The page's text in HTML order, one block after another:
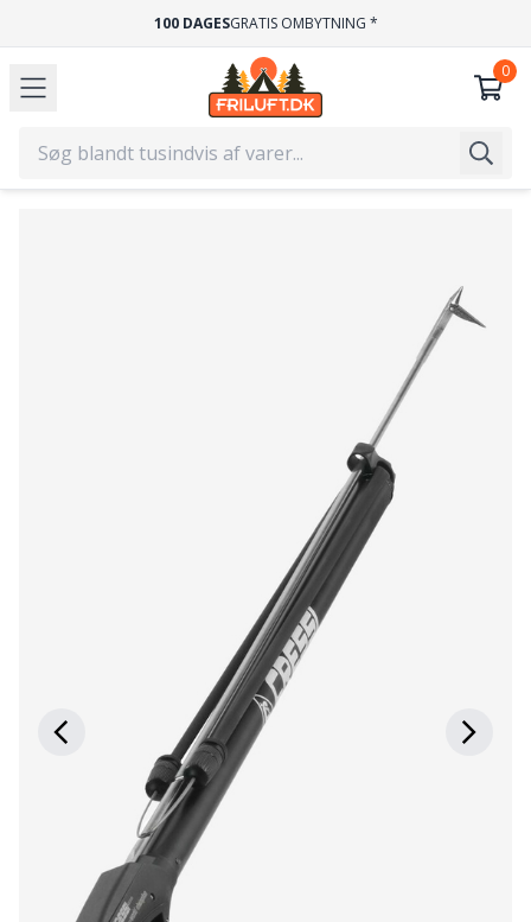
100 DAGESGRATIS OMBYTNING *